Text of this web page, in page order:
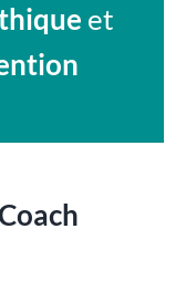
et